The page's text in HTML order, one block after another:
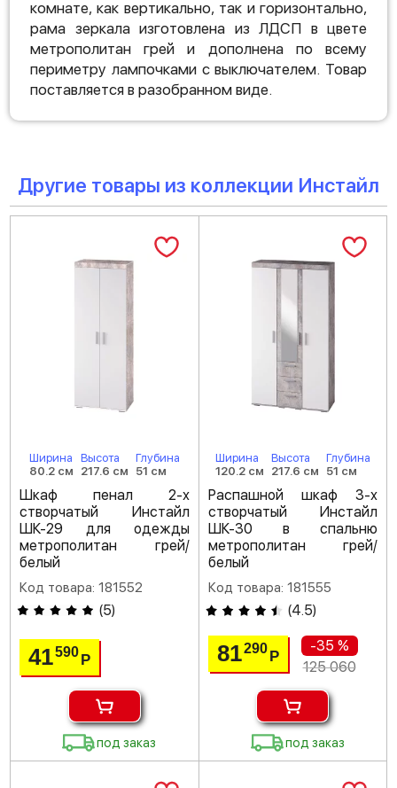
комнате, как вертикально, так и горизонтально,
рама зеркала изготовлена из ЛДСП в цвете
метрополитан грей и дополнена по всему
периметру лампочками с выключателем. Товар
поставляется в разобранном виде.
Другие товары из коллекции Инстайл
Ширина
80.2 см
Высота
217.6 см
Глубина
51 см
Шкаф пенал 2-х
створчатый Инстайл
ШК-29 для одежды
метрополитан грей/
белый
Код товара: 181552
(5)
41590Р
под заказ
Ширина
120.2 см
Высота
217.6 см
Глубина
51 см
Распашной шкаф 3-х
створчатый Инстайл
ШК-30 в спальню
метрополитан грей/
белый
Код товара: 181555
(4.5)
81290 Р
-35 %
125 060
под заказ